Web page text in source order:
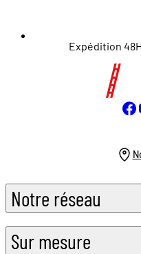
Expédition
Notre réseau
Sur mesure